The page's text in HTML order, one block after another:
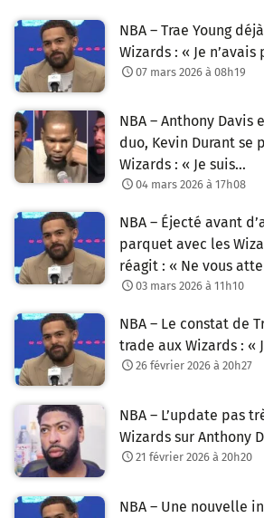
NBA – Trae Young
Wizards : « Je
07 mars 2026 à 08h19
NBA – Anthony Davis
duo, Kevin Durant se
Wizards : « Je suis…
04 mars 2026 à 17h08
NBA – Éjecté avant
parquet avec les
réagit : « Ne vous
03 mars 2026 à 11h10
NBA – Le constat de
trade aux Wizards : «
26 février 2026 à 20h27
NBA – L’update pas
Wizards sur Anthony
21 février 2026 à 20h20
NBA – Une nouvelle